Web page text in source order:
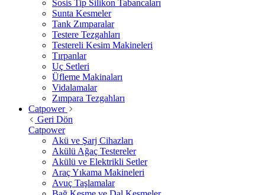
Sosis Tip Silikon Tabancaları
Sunta Kesmeler
Tank Zımparalar
Testere Tezgahları
Testereli Kesim Makineleri
Tırpanlar
Uç Setleri
Üfleme Makinaları
Vidalamalar
Zımpara Tezgahları
Catpower
Geri Dön
Catpower
Akü ve Şarj Cihazları
Akülü Ağaç Testereler
Akülü ve Elektrikli Setler
Araç Yıkama Makineleri
Avuç Taşlamalar